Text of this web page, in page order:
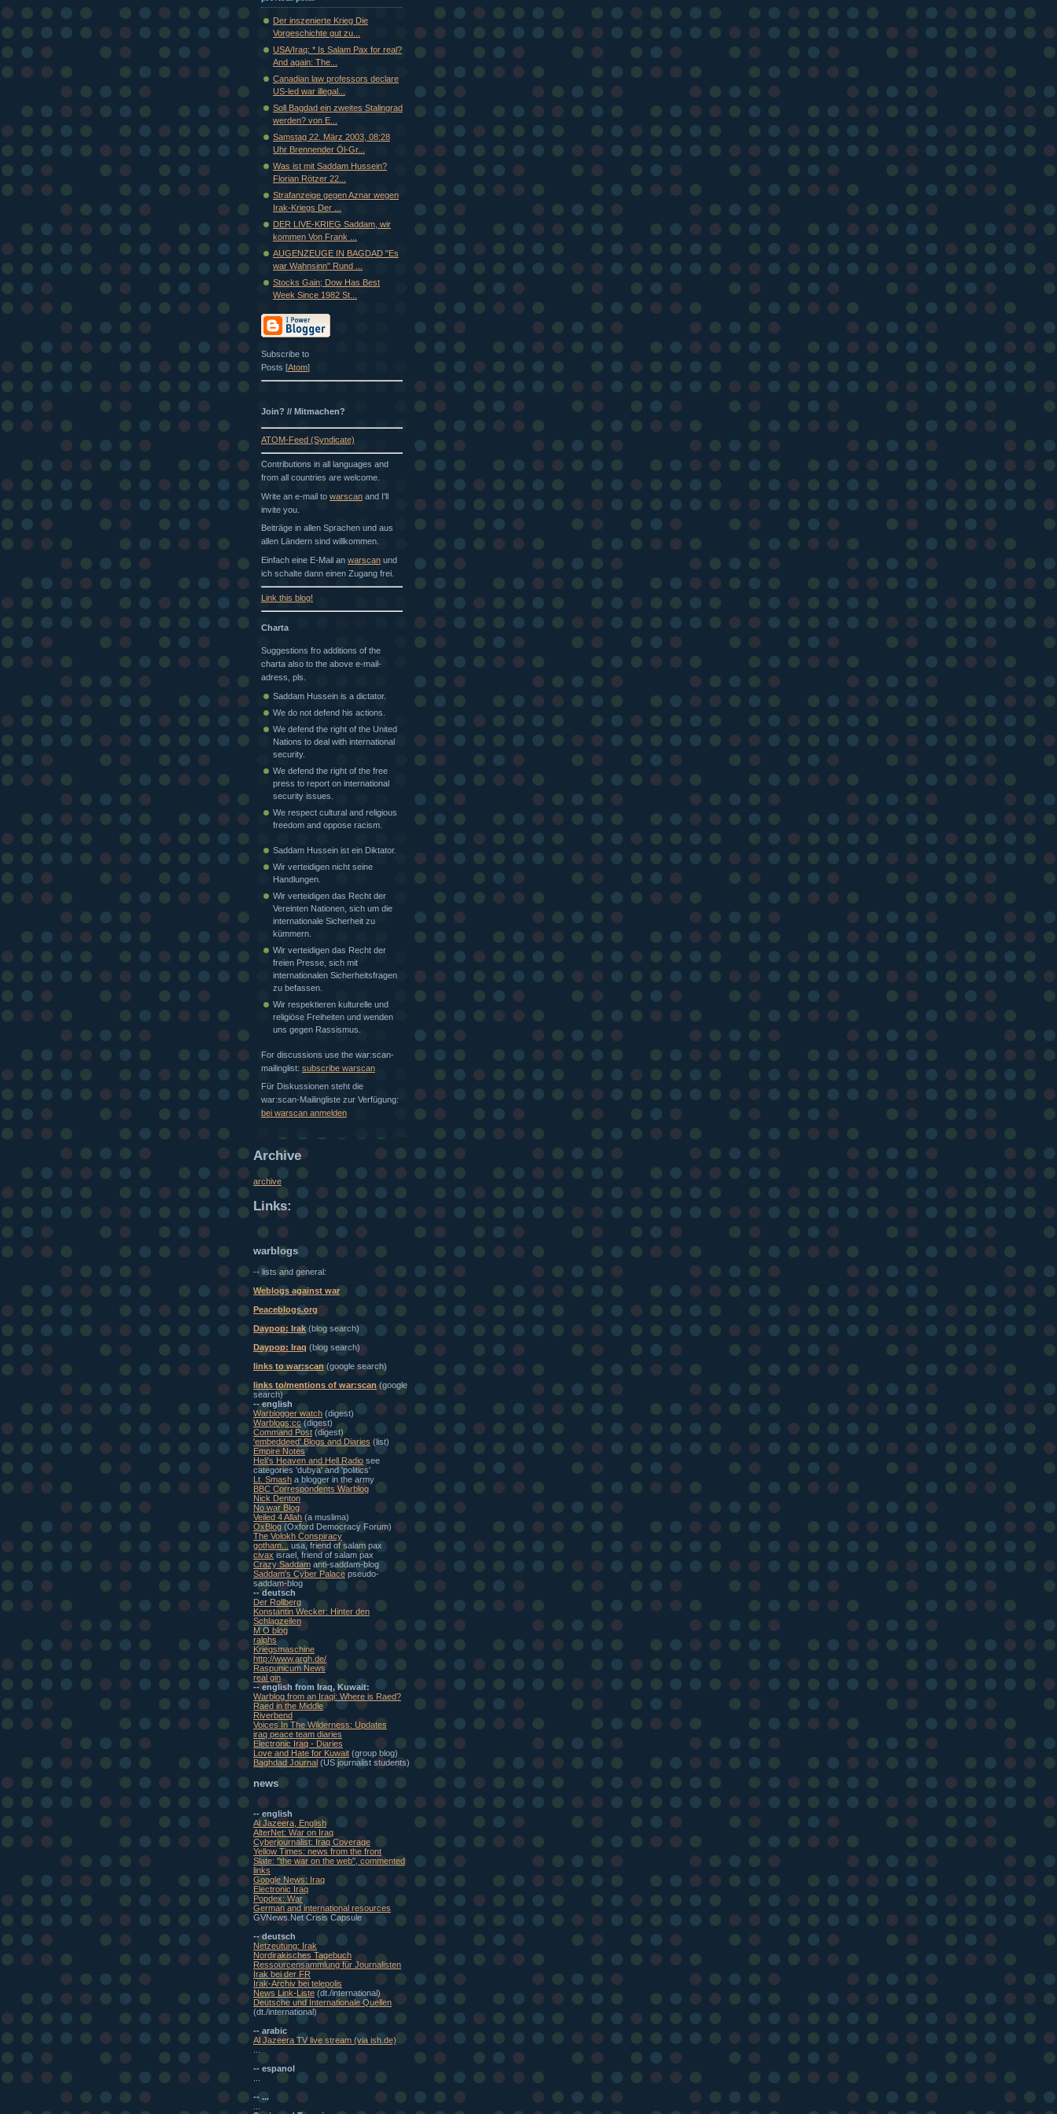
Der inszenierte Krieg Die
Vorgeschichte gut zu...
USA/Iraq: * Is Salam Pax for real?
And again: The...
Canadian law professors declare
US-led war illegal...
Soll Bagdad ein zweites Stalingrad
werden? von E...
Samstag 22. März 2003, 08:28
Uhr Brennender Öl-Gr...
Was ist mit Saddam Hussein?
Florian Rötzer 22...
Strafanzeige gegen Aznar wegen
Irak-Kriegs Der ...
DER LIVE-KRIEG Saddam, wir
kommen Von Frank ...
AUGENZEUGE IN BAGDAD "Es
war Wahnsinn" Rund ...
Stocks Gain; Dow Has Best
Week Since 1982 St...
Subscribe to
Posts [Atom]
Join? // Mitmachen?
ATOM-Feed (Syndicate)
Contributions in all languages and
from all countries are welcome.
Write an e-mail to warscan and I'll
invite you.
Beiträge in allen Sprachen und aus
allen Ländern sind willkommen.
Einfach eine E-Mail an warscan und
ich schalte dann einen Zugang frei.
Link this blog!
Charta
Suggestions fro additions of the
charta also to the above e-mail-
adress, pls.
Saddam Hussein is a dictator.
We do not defend his actions.
We defend the right of the United
Nations to deal with international
security.
We defend the right of the free
press to report on international
security issues.
We respect cultural and religious
freedom and oppose racism.
Saddam Hussein ist ein Diktator.
Wir verteidigen nicht seine
Handlungen.
Wir verteidigen das Recht der
Vereinten Nationen, sich um die
internationale Sicherheit zu
kümmern.
Wir verteidigen das Recht der
freien Presse, sich mit
internationalen Sicherheitsfragen
zu befassen.
Wir respektieren kulturelle und
religiöse Freiheiten und wenden
uns gegen Rassismus.
For discussions use the war:scan-
mailinglist: subscribe warscan
Für Diskussionen steht die
war:scan-Mailingliste zur Verfügung:
bei warscan anmelden
Archive
archive
Links:
warblogs
-- lists and general:
Weblogs against war
Peaceblogs.org
Daypop: Irak (blog search)
Daypop: Iraq (blog search)
links to war:scan (google search)
links to/mentions of war:scan(google
search)
-- english
Warblogger watch (digest)
Warblogs:cc (digest)
Command Post (digest)
'embeddeed' Blogs and Diaries (list)
Empire Notes
Heli's Heaven and Hell Radio see
categories 'dubya' and 'politics'
Lt. Smash a blogger in the army
BBC Correspondents Warblog
Nick Denton
No war Blog
Veiled 4 Allah (a muslima)
OxBlog (Oxford Democracy Forum)
The Volokh Conspiracy
gotham...
usa, friend of salam pax
civax israel, friend of salam pax
Crazy Saddam anti-saddam-blog
Saddam's Cyber Palace pseudo-
saddam-blog
-- deutsch
Der Rollberg
Konstantin Wecker: Hinter den
Schlagzeilen
M O blog
ralphs
Kriegsmaschine
http://www.argh.de/
Raspunicum News
real gin
-- english from Iraq, Kuwait:
Warblog from an Iraqi: Where is Raed?
Raed in the Middle
Riverbend
Voices In The Wilderness: Updates
iraq peace team diaries
Electronic Iraq - Diaries
Love and Hate for Kuwait (group blog)
Baghdad Journal (US journalist students)
news
-- english
Al Jazeera, English
AlterNet: War on Iraq
Cyberjournalist: Iraq Coverage
Yellow Times: news from the front
Slate: "the war on the web", commented
links
Google News: Iraq
Electronic Iraq
Popdex: War
German and international resources
GVNews.Net Crisis Capsule
-- deutsch
Netzeutung: Irak
Nordirakisches Tagebuch
Ressourcensammlung für Journalisten
Irak bei der FR
Irak-Archiv bei telepolis
News Link-Liste (dt./international)
Deutsche und Internationale Quellen
(dt./international)
-- arabic
Al Jazeera TV live stream (via ish.de)
-- espanol
-- ...